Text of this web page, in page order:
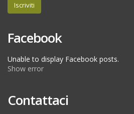
Iscriviti
Facebook
Unable to display Facebook posts.
Show error
Contattaci